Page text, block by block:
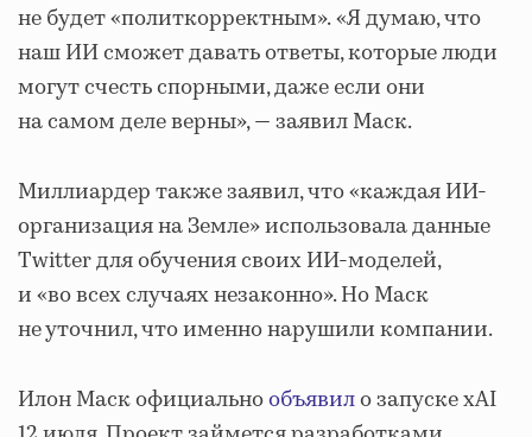
не будет «политкорректным».«Я думаю, что
наш ИИ сможет давать ответы, которые люди
могут счесть спорными, даже если они
на самом деле верны», — заявил Маск.
Миллиардер также заявил, что «каждая ИИ-
организация на Земле» использовала данные
Twitter для обучения своих ИИ-моделей,
и «во всех случаях незаконно». Но Маск
не уточнил, что именно нарушили компании.
Илон Маск официальнообъявило запуске xAI